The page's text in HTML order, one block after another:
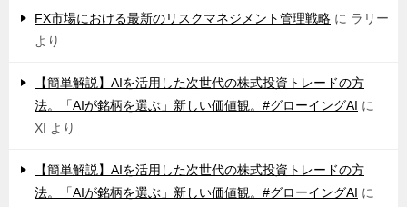
FX市場における最新のリスクマネジメント管理戦略 に ラリー
より
【簡単解説】AIを活用した次世代の株式投資トレードの方
法。「AIが銘柄を選ぶ」新しい価値観。#グローイングAI に
XI より
【簡単解説】AIを活用した次世代の株式投資トレードの方
法。「AIが銘柄を選ぶ」新しい価値観。#グローイングAI に